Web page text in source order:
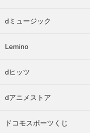
dミュージック
Lemino
dヒッツ
dアニメストア
ドコモスポーツくじ